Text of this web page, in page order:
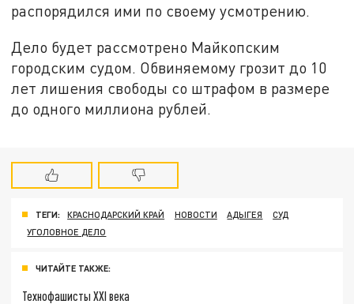
распорядился ими по своему усмотрению.
Дело будет рассмотрено Майкопским
городским судом. Обвиняемому грозит до 10
лет лишения свободы со штрафом в размере
до одного миллиона рублей.
ТЕГИ: КРАСНОДАРСКИЙ КРАЙ НОВОСТИ АДЫГЕЯ
СУД
УГОЛОВНОЕ ДЕЛО
ЧИТАЙТЕ ТАКЖЕ:
Технофашисты XXI века